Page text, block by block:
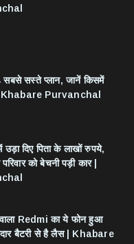
सस्ते प्लान, जानें किसमें
| Khabare Purvanchal
दिए पिता के लाखों रुपये,
को बेचनी पड़ी कार |
Redmi का ये फोन हुआ
बैटरी से है लैस | Khabare